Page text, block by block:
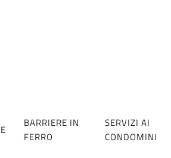
BARRIERE IN
FERRO
SERVIZI AI
CONDOMINI